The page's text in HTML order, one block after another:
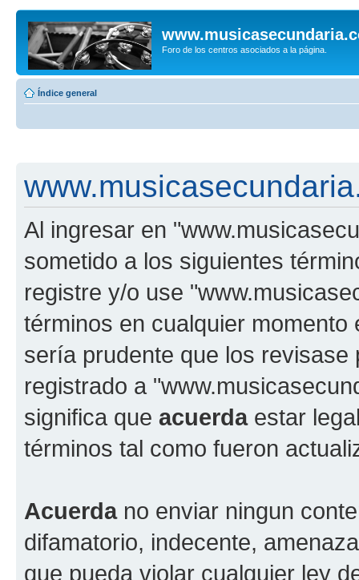
Foro de los centros asociados a la página.
Índice general
Al ingresar en
sometido a los siguientes
registre y/o use
términos en cualquier
sería prudente que los
registrado a
significa que acuerdaestar
términos tal como fueron
Acuerdano enviar ningun
difamatorio, indecente,
que pueda violar cualquier ley